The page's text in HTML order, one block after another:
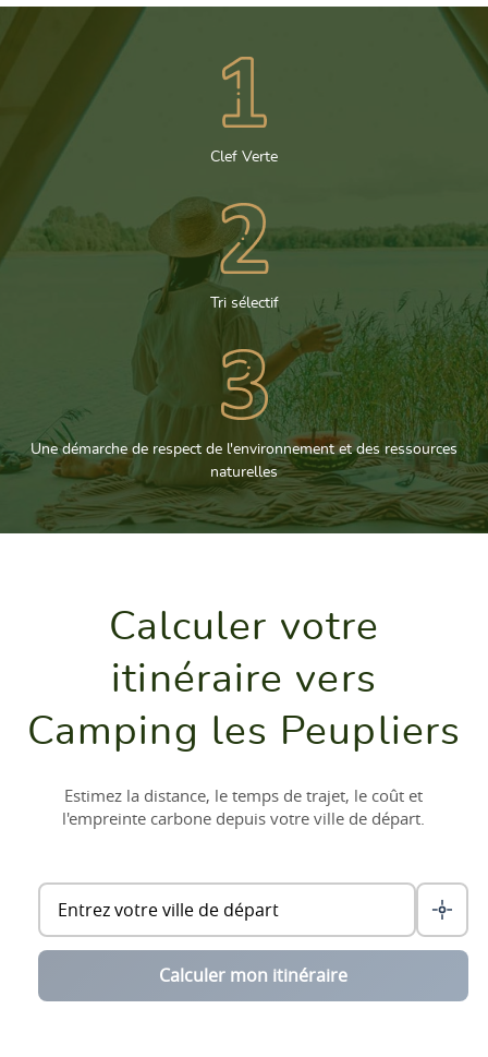
Clef Verte
Tri sélectif
Une démarche de respect de l'environnement et des ressources
naturelles
Calculer votre
itinéraire vers
Camping les Peupliers
Estimez la distance, le temps de trajet, le coût et
l'empreinte carbone depuis votre ville de départ.
Calculer mon itinéraire